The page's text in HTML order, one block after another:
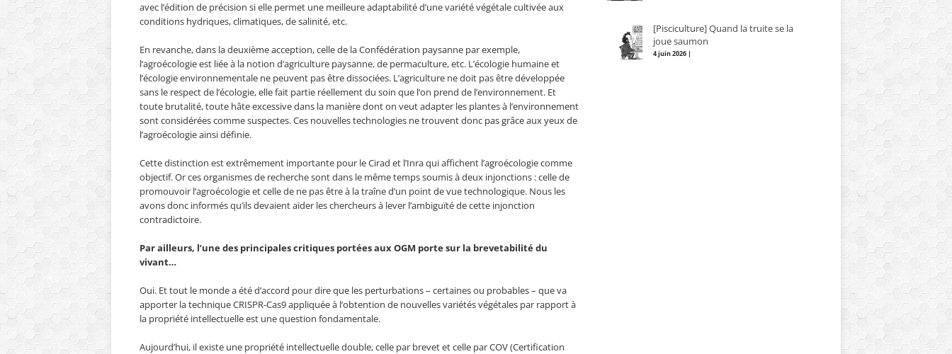
avec l’édition de précision si elle permet une meilleure adaptabilité d’une variété végétale cultivée aux
conditions hydriques, climatiques, de salinité, etc.
En revanche, dans la deuxième acception, celle de la Confédération paysanne par exemple,
l’agroécologie est liée à la notion d’agriculture paysanne, de permaculture, etc. L’écologie humaine et
l’écologie environnementale ne peuvent pas être dissociées. L’agriculture ne doit pas être développée
sans le respect de l’écologie, elle fait partie réellement du soin que l’on prend de l’environnement. Et
toute brutalité, toute hâte excessive dans la manière dont on veut adapter les plantes à l’environnement
sont considérées comme suspectes. Ces nouvelles technologies ne trouvent donc pas grâce aux yeux de
l’agroécologie ainsi définie.
Cette distinction est extrêmement importante pour le Cirad et l’Inra qui affichent l’agroécologie comme
objectif. Or ces organismes de recherche sont dans le même temps soumis à deux injonctions : celle de
promouvoir l’agroécologie et celle de ne pas être à la traîne d’un point de vue technologique. Nous les
avons donc informés qu’ils devaient aider les chercheurs à lever l’ambiguïté de cette injonction
contradictoire.
Par ailleurs, l’une des principales critiques portées aux OGM porte sur la brevetabilité du
vivant…
Oui. Et tout le monde a été d’accord pour dire que les perturbations – certaines ou probables – que va
apporter la technique CRISPR-Cas9 appliquée à l’obtention de nouvelles variétés végétales par rapport à
la propriété intellectuelle est une question fondamentale.
Aujourd’hui, il existe une propriété intellectuelle double, celle par brevet et celle par COV (Certification
[Pisciculture] Quand la truite se la
joue saumon
4 juin 2026 |